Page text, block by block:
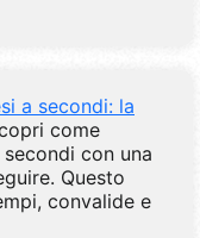
a secondi: la
come
con una
Questo
convalide e